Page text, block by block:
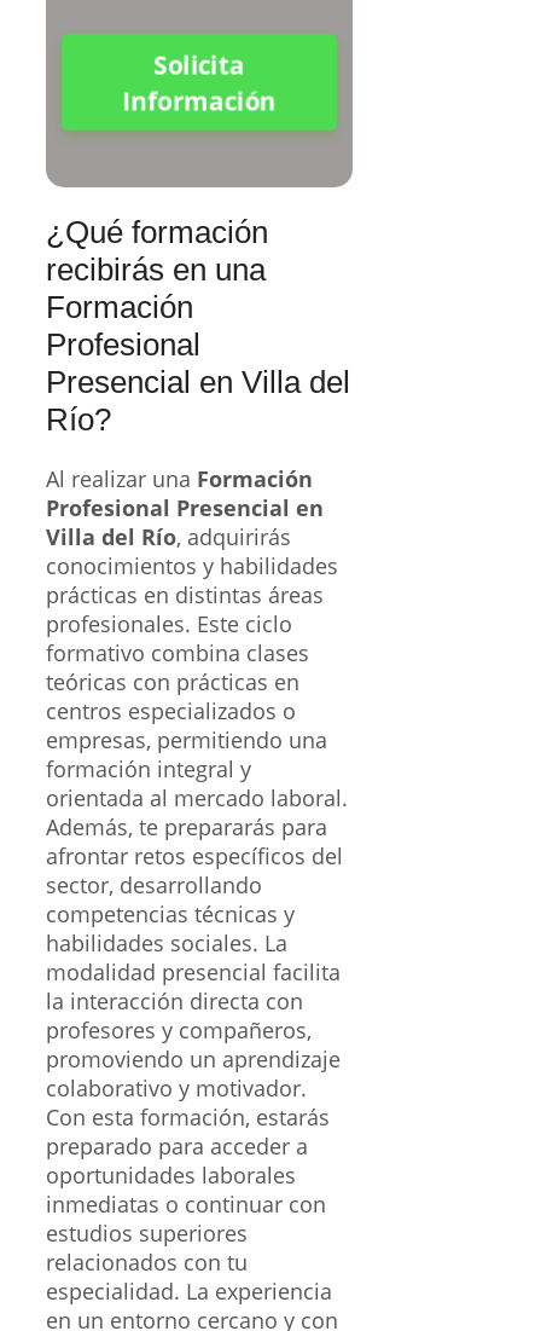
Solicita
Información
¿Qué formación
recibirás en una
Formación
Profesional
Presencial en Villa del
Río?
Al realizar una Formación
Profesional Presencial en
Villa del Río, adquirirás
conocimientos y habilidades
prácticas en distintas áreas
profesionales. Este ciclo
formativo combina clases
teóricas con prácticas en
centros especializados o
empresas, permitiendo una
formación integral y
orientada al mercado laboral.
Además, te prepararás para
afrontar retos específicos del
sector, desarrollando
competencias técnicas y
habilidades sociales. La
modalidad presencial facilita
la interacción directa con
profesores y compañeros,
promoviendo un aprendizaje
colaborativo y motivador.
Con esta formación, estarás
preparado para acceder a
oportunidades laborales
inmediatas o continuar con
estudios superiores
relacionados con tu
especialidad. La experiencia
en un entorno cercano y con